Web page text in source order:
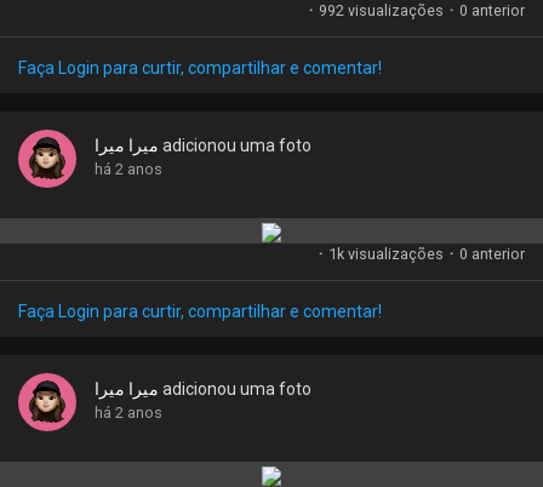
· 992 visualizações · 0 anterior
Faça Login para curtir, compartilhar e comentar!
ميرا ميرا adicionou uma foto
há 2 anos
· 1k visualizações · 0 anterior
Faça Login para curtir, compartilhar e comentar!
ميرا ميرا adicionou uma foto
há 2 anos